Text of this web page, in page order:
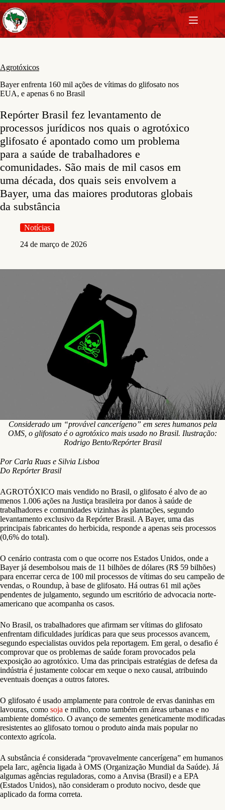
Pular
para
o
conteúdo
Agrotóxicos
Bayer enfrenta 160 mil ações de vítimas do glifosato nos
EUA, e apenas 6 no Brasil
Repórter Brasil fez levantamento de
processos jurídicos nos quais o agrotóxico
glifosato é apontado como um problema
para a saúde de trabalhadores e
comunidades. São mais de mil casos em
uma década, dos quais seis envolvem a
Bayer, uma das maiores produtoras globais
da substância
Notícias
24 de março de 2026
Considerado um “provável cancerígeno” em seres humanos pela
OMS, o glifosato é o agrotóxico mais usado no Brasil. Ilustração:
Rodrigo Bento/Repórter Brasil
Por Carla Ruas e Silvia Lisboa
Do Repórter Brasil
AGROTÓXICO mais vendido no Brasil, o glifosato é alvo de ao
menos 1.006 ações na Justiça brasileira por danos à saúde de
trabalhadores e comunidades vizinhas às plantações, segundo
levantamento exclusivo da Repórter Brasil. A Bayer, uma das
principais fabricantes do herbicida, responde a apenas seis processos
(0,6% do total).
O cenário contrasta com o que ocorre nos Estados Unidos, onde a
Bayer já desembolsou mais de 11 bilhões de dólares (R$ 59 bilhões)
para encerrar cerca de 100 mil processos de vítimas do seu campeão de
vendas, o Roundup, à base de glifosato. Há outras 61 mil ações
pendentes de julgamento, segundo um escritório de advocacia norte-
americano que acompanha os casos.
No Brasil, os trabalhadores que afirmam ser vítimas do glifosato
enfrentam dificuldades jurídicas para que seus processos avancem,
segundo especialistas ouvidos pela reportagem. Em geral, o desafio é
comprovar que os problemas de saúde foram provocados pela
exposição ao agrotóxico. Uma das principais estratégias de defesa da
indústria é justamente colocar em xeque o nexo causal, atribuindo
eventuais doenças a outros fatores.
O glifosato é usado amplamente para controle de ervas daninhas em
lavouras, como soja e milho, como também em áreas urbanas e no
ambiente doméstico. O avanço de sementes geneticamente modificadas
resistentes ao glifosato tornou o produto ainda mais popular no
contexto agrícola.
A substância é considerada “provavelmente cancerígena” em humanos
pela Iarc, agência ligada à OMS (Organização Mundial da Saúde). Já
algumas agências reguladoras, como a Anvisa (Brasil) e a EPA
(Estados Unidos), não consideram o produto nocivo, desde que
aplicado da forma correta.